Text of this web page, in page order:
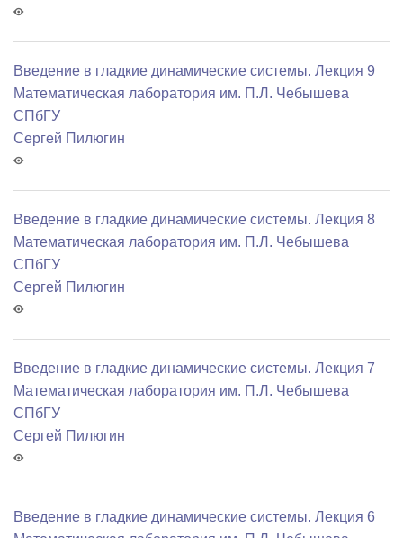
Введение в гладкие динамические системы. Лекция 9
Математичеcкая лаборатория им. П.Л. Чебышева
СПбГУ
Сергей Пилюгин
Введение в гладкие динамические системы. Лекция 8
Математичеcкая лаборатория им. П.Л. Чебышева
СПбГУ
Сергей Пилюгин
Введение в гладкие динамические системы. Лекция 7
Математичеcкая лаборатория им. П.Л. Чебышева
СПбГУ
Сергей Пилюгин
Введение в гладкие динамические системы. Лекция 6